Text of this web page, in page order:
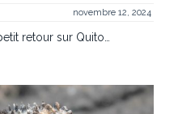
novembre 12, 2024
petit retour sur Quito…